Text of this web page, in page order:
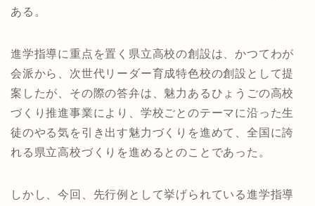
ある。
進学指導に重点を置く県立高校の創設は、かつてわが
会派から、次世代リーダー育成特色校の創設として提
案したが、その際の答弁は、魅力あるひょうごの高校
づくり推進事業により、学校ごとのテーマに沿った生
徒のやる気を引き出す魅力づくりを進めて、全国に誇
れる県立高校づくりを進めるとのことであった。
しかし、今回、先行例として挙げられている進学指導